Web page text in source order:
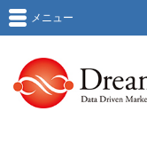
メニュー